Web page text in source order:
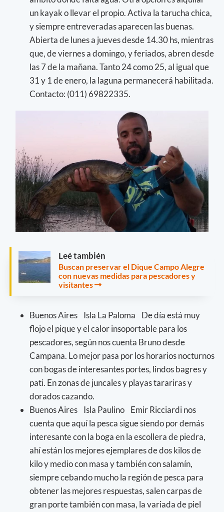
un kayak o llevar el propio. Activa la tarucha chica,
y siempre entreveradas aparecen las buenas.
Abierta de lunes a jueves desde 14.30 hs, mientras
que, de viernes a domingo, y feriados, abren desde
las 7 de la mañana. Tanto 24 como 25, al igual que
31 y 1 de enero, la laguna permanecerá habilitada.
Contacto: (011) 69822335.
Leé también
Buscan preservar el Dique Campo Alegre
con nuevas medidas para pescadores y
visitantes
Buenos Aires Isla La Paloma De día está muy
flojo el pique y el calor insoportable para los
pescadores, según nos cuenta Bruno desde
Campana. Lo mejor pasa por los horarios nocturnos
con bogas de interesantes portes, lindos bagres y
pati. En zonas de juncales y playas tarariras y
dorados cazando.
Buenos Aires Isla Paulino Emir Ricciardi nos
cuenta que aquí la pesca sigue siendo por demás
interesante con la boga en la escollera de piedra,
ahí están los mejores ejemplares de dos kilos de
kilo y medio con masa y también con salamín,
siempre cebando mucho la región de pesca para
obtener las mejores respuestas, salen carpas de
gran porte también con masa, la variada de piel